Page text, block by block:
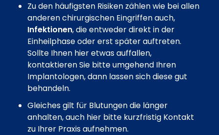
Zu den häufigsten Risiken zählen wie bei allen
anderen chirurgischen Eingriffen auch,
Infektionen, die entweder direkt in der
Einheilphase oder erst später auftreten.
Sollte Ihnen hier etwas auffallen,
kontaktieren Sie bitte umgehend Ihren
Implantologen, dann lassen sich diese gut
behandeln.
Gleiches gilt für Blutungen die länger
anhalten, auch hier bitte kurzfristig Kontakt
zu Ihrer Praxis aufnehmen.